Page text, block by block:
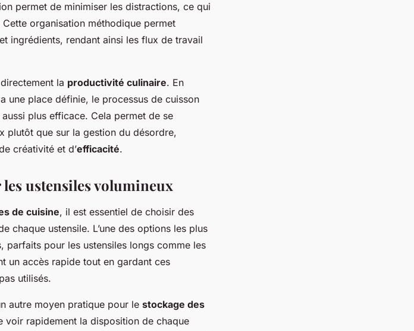
permet de minimiser les distractions, ce qui
organisation méthodique permet
ingrédients, rendant ainsi les flux de travail
la productivité culinaire. En
une place définie, le processus de cuisson
plus efficace. Cela permet de se
plutôt que sur la gestion du désordre,
créativité et d’efficacité.
ustensiles volumineux
de cuisine, il est essentiel de choisir des
chaque ustensile. L’une des options les plus
parfaits pour les ustensiles longs comme les
un accès rapide tout en gardant ces
utilisés.
autre moyen pratique pour le stockage des
voir rapidement la disposition de chaque